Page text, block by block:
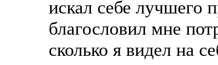
искал себе лучшего
благословил мне
сколько я видел на